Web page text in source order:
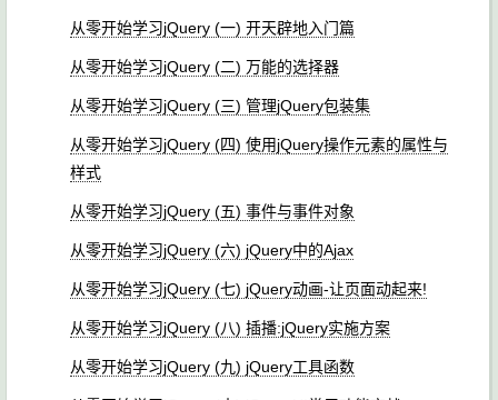
从零开始学习jQuery (一) 开天辟地入门篇
从零开始学习jQuery (二) 万能的选择器
从零开始学习jQuery (三) 管理jQuery包装集
从零开始学习jQuery (四) 使用jQuery操作元素的属性与
样式
从零开始学习jQuery (五) 事件与事件对象
从零开始学习jQuery (六) jQuery中的Ajax
从零开始学习jQuery (七) jQuery动画-让页面动起来!
从零开始学习jQuery (八) 插播:jQuery实施方案
从零开始学习jQuery (九) jQuery工具函数